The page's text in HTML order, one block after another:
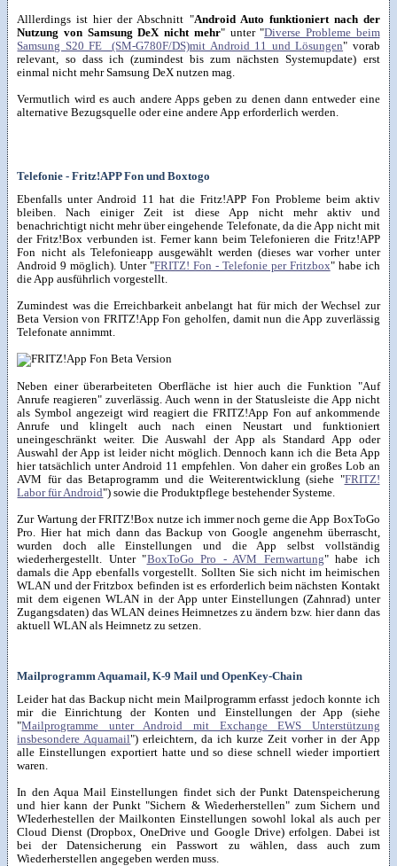
Alllerdings ist hier der Abschnitt "Android Auto funktioniert nach der
Nutzung von Samsung DeX nicht mehr" unter "Diverse Probleme beim
Samsung S20 FE (SM-G780F/DS)mit Android 11 und Lösungen" vorab
relevant, so dass ich (zumindest bis zum nächsten Systemupdate) erst
einmal nicht mehr Samsung DeX nutzen mag.
Vermutlich wird es auch andere Apps geben zu denen dann entweder eine
alternative Bezugsquelle oder eine andere App erforderlich werden.
Telefonie - Fritz!APP Fon und Boxtogo
Ebenfalls unter Android 11 hat die Fritz!APP Fon Probleme beim aktiv
bleiben. Nach einiger Zeit ist diese App nicht mehr aktiv und
benachrichtigt nicht mehr über eingehende Telefonate, da die App nicht mit
der Fritz!Box verbunden ist. Ferner kann beim Telefonieren die Fritz!APP
Fon nicht als Telefonieapp ausgewählt werden (dieses war vorher unter
Android 9 möglich). Unter "FRITZ! Fon - Telefonie per Fritzbox" habe ich
die App ausführlich vorgestellt.
Zumindest was die Erreichbarkeit anbelangt hat für mich der Wechsel zur
Beta Version von FRITZ!App Fon geholfen, damit nun die App zuverlässig
Telefonate annimmt.
Neben einer überarbeiteten Oberfläche ist hier auch die Funktion "Auf
Anrufe reagieren" zuverlässig. Auch wenn in der Statusleiste die App nicht
als Symbol angezeigt wird reagiert die FRITZ!App Fon auf ankommende
Anrufe und klingelt auch nach einen Neustart und funktioniert
uneingeschränkt weiter. Die Auswahl der App als Standard App oder
Auswahl der App ist leider nicht möglich. Dennoch kann ich die Beta App
hier tatsächlich unter Android 11 empfehlen. Von daher ein großes Lob an
AVM für das Betaprogramm und die Weiterentwicklung (siehe "FRITZ!
Labor für Android") sowie die Produktpflege bestehender Systeme.
Zur Wartung der FRITZ!Box nutze ich immer noch gerne die App BoxToGo
Pro. Hier hat mich dann das Backup von Google angenehm überrascht,
wurden doch alle Einstellungen und die App selbst vollständig
wiederhergestellt. Unter "BoxToGo Pro - AVM Fernwartung" habe ich
damals die App ebenfalls vorgestellt. Sollten Sie sich nicht im heimischen
WLAN und der Fritzbox befinden ist es erforderlich beim nächsten Kontakt
mit dem eigenen WLAN in der App unter Einstellungen (Zahnrad) unter
Zugangsdaten) das WLAN deines Heimnetzes zu ändern bzw. hier dann das
aktuell WLAN als Heimnetz zu setzen.
Mailprogramm Aquamail, K-9 Mail und OpenKey-Chain
Leider hat das Backup nicht mein Mailprogramm erfasst jedoch konnte ich
mir die Einrichtung der Konten und Einstellungen der App (siehe
"Mailprogramme unter Android mit Exchange EWS Unterstützung
insbesondere Aquamail") erleichtern, da ich kurze Zeit vorher in der App
alle Einstellungen exportiert hatte und so diese schnell wieder importiert
waren.
In den Aqua Mail Einstellungen findet sich der Punkt Datenspeicherung
und hier kann der Punkt "Sichern & Wiederherstellen" zum Sichern und
WIederhestellen der Mailkonten Einstellungen sowohl lokal als auch per
Cloud Dienst (Dropbox, OneDrive und Google Drive) erfolgen. Dabei ist
bei der Datensicherung ein Passwort zu wählen, dass auch zum
Wiederherstellen angegeben werden muss.